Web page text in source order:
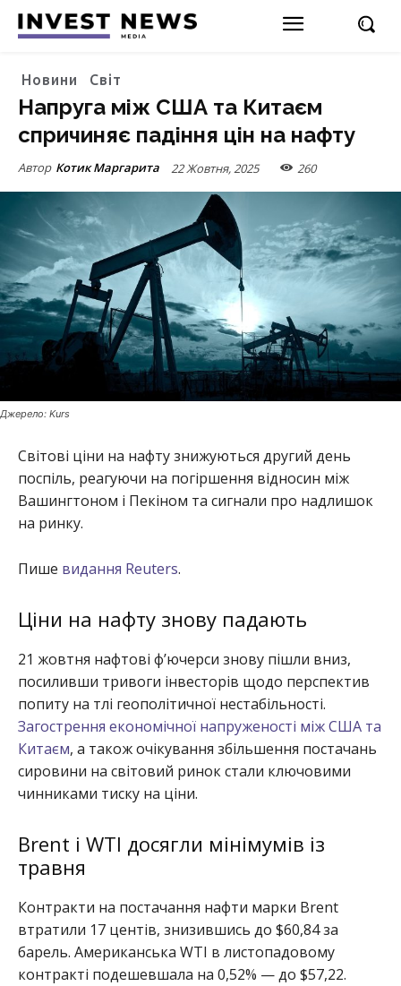
Новини Світ
Напруга між США та Китаєм
спричиняє падіння цін на нафту
Автор Котик Маргарита 22 Жовтня, 2025 260
Джерело: Kurs
Світові ціни на нафту знижуються другий день
поспіль, реагуючи на погіршення відносин між
Вашингтоном і Пекіном та сигнали про надлишок
на ринку.
Пише видання Reuters.
Ціни на нафту знову падають
21 жовтня нафтові ф’ючерси знову пішли вниз,
посиливши тривоги інвесторів щодо перспектив
попиту на тлі геополітичної нестабільності.
Загострення економічної напруженості між США та
Китаєм, а також очікування збільшення постачань
сировини на світовий ринок стали ключовими
чинниками тиску на ціни.
Brent і WTI досягли мінімумів із
травня
Контракти на постачання нафти марки Brent
втратили 17 центів, знизившись до $60,84 за
барель. Американська WTI в листопадовому
контракті подешевшала на 0,52% — до $57,22.